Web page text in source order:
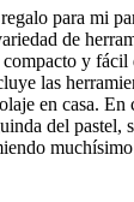
para mi
de
y fácil
las
en casa. En
del pastel,